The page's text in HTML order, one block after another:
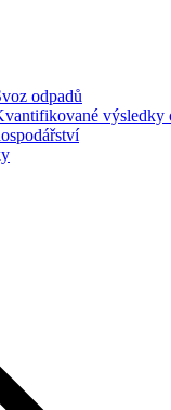
odpadů
výsledky